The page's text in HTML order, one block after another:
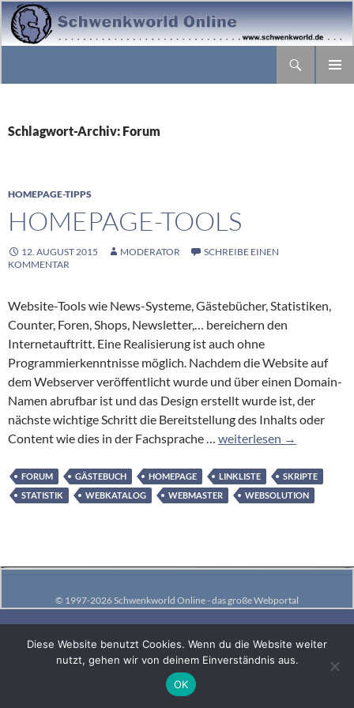
Schlagwort-Archiv: Forum
HOMEPAGE-TIPPS
HOMEPAGE-TOOLS
12. AUGUST 2015 MODERATOR
SCHREIBE EINEN
KOMMENTAR
Website-Tools wie News-Systeme, Gästebücher, Statistiken,
Counter, Foren, Shops, Newsletter,… bereichern den
Internetauftritt. Eine Realisierung ist auch ohne
Programmierkenntnisse möglich. Nachdem die Website auf
dem Webserver veröffentlicht wurde und über einen Domain-
Namen abrufbar ist und das Design erstellt wurde ist, der
nächste wichtige Schritt die Bereitstellung des Inhalts oder
Content wie dies in der Fachsprache … Homepage-
weiterlesen →
FORUM GÄSTEBUCH HOMEPAGE LINKLISTE
SKRIPTE
STATISTIK
WEBKATALOG WEBMASTER WEBSOLUTION
© 1997-2026 Schwenkworld Online - das große Webportal
Diese Website benutzt Cookies. Wenn du die Website weiter
nutzt, gehen wir von deinem Einverständnis aus.
OK